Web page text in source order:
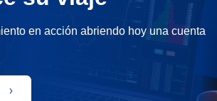
en acción abriendo hoy una cuenta